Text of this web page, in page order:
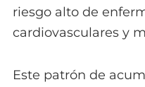
riesgo alto de
cardiovasculares y
Este patrón de